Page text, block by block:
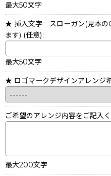
最大50文字
★ 挿入文字 スローガン(見本の
ます) (任意):
最大50文字
★ ロゴマークデザインアレンジ
ご希望のアレンジ内容をご記入
最大200文字